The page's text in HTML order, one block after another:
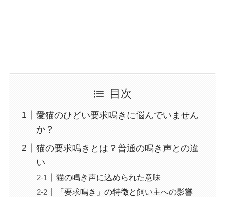
目次
愛猫のひどい要求鳴きに悩んでいません
か？
猫の要求鳴きとは？普通の鳴き声との違
い
猫の鳴き声に込められた意味
「要求鳴き」の特徴と飼い主への影響